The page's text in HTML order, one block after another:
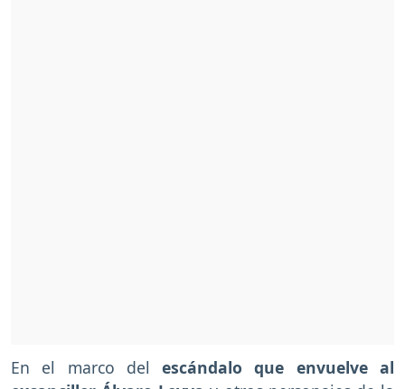
En el marco delescándalo que envuelve al